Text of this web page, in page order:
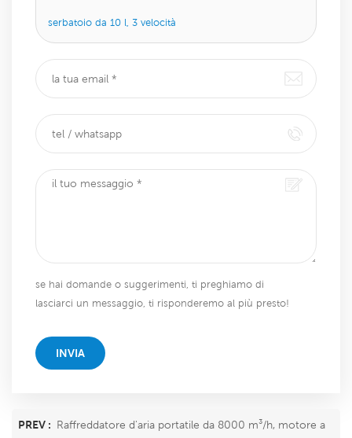
serbatoio da 10 l, 3 velocità
se hai domande o suggerimenti, ti preghiamo di
lasciarci un messaggio, ti risponderemo al più presto!
INVIA
PREV : Raffreddatore d'aria portatile da 8000 m³/h, motore a